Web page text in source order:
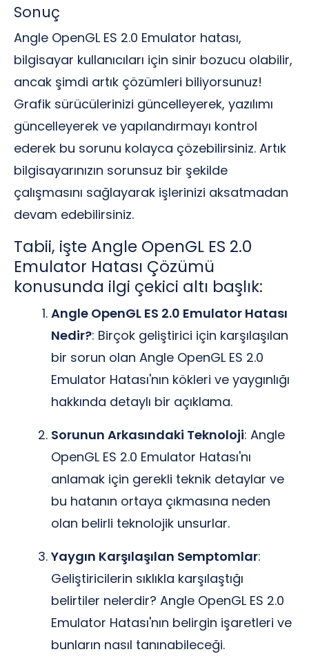
Sonuç
Angle OpenGL ES 2.0 Emulator hatası,
bilgisayar kullanıcıları için sinir bozucu olabilir,
ancak şimdi artık çözümleri biliyorsunuz!
Grafik sürücülerinizi güncelleyerek, yazılımı
güncelleyerek ve yapılandırmayı kontrol
ederek bu sorunu kolayca çözebilirsiniz. Artık
bilgisayarınızın sorunsuz bir şekilde
çalışmasını sağlayarak işlerinizi aksatmadan
devam edebilirsiniz.
Tabii, işte Angle OpenGL ES 2.0
Emulator Hatası Çözümü
konusunda ilgi çekici altı başlık:
Angle OpenGL ES 2.0 Emulator Hatası
Nedir?: Birçok geliştirici için karşılaşılan
bir sorun olan Angle OpenGL ES 2.0
Emulator Hatası'nın kökleri ve yaygınlığı
hakkında detaylı bir açıklama.
Sorunun Arkasındaki Teknoloji: Angle
OpenGL ES 2.0 Emulator Hatası'nı
anlamak için gerekli teknik detaylar ve
bu hatanın ortaya çıkmasına neden
olan belirli teknolojik unsurlar.
Yaygın Karşılaşılan Semptomlar:
Geliştiricilerin sıklıkla karşılaştığı
belirtiler nelerdir? Angle OpenGL ES 2.0
Emulator Hatası'nın belirgin işaretleri ve
bunların nasıl tanınabileceği.